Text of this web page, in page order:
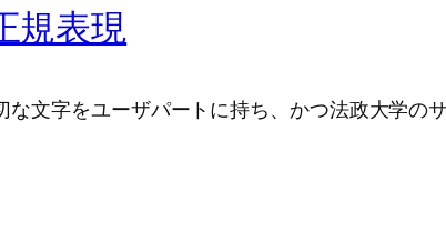
規表現
文字をユーザパートに持ち、かつ法政大学の